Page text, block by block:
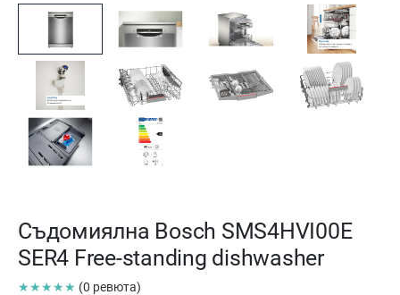
Съдомиялна Bosch SMS4HVI00E
SER4 Free-standing dishwasher
★★★★★ (0 ревюта)